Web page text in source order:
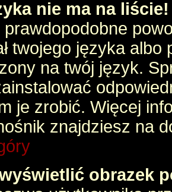
nie ma na liście!
prawdopodobne
twojego języka albo
na twój język.
je zrobić. Więcej
znajdziesz na
obrazek